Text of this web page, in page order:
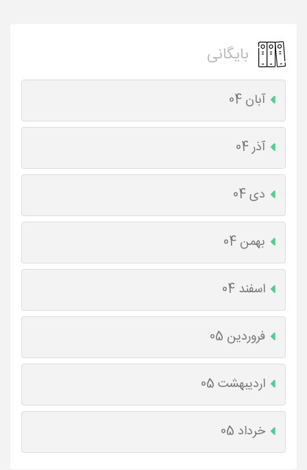
بایگانی
آبان 04
آذر 04
دی 04
بهمن 04
اسفند 04
فروردین 05
اردیبهشت 05
خرداد 05